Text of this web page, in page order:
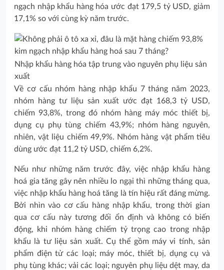
ngạch nhập khẩu hàng hóa ước đạt 179,5 tỷ USD, giảm
17,1% so với cùng kỳ năm trước.
Nhập khẩu hàng hóa tập trung vào nguyên phụ liệu sản
xuất
Về cơ cấu nhóm hàng nhập khẩu 7 tháng năm 2023,
nhóm hàng tư liệu sản xuất ước đạt 168,3 tỷ USD,
chiếm 93,8%, trong đó nhóm hàng máy móc thiết bị,
dụng cụ phụ tùng chiếm 43,9%; nhóm hàng nguyên,
nhiên, vật liệu chiếm 49,9%. Nhóm hàng vật phẩm tiêu
dùng ước đạt 11,2 tỷ USD, chiếm 6,2%.
Nếu như những năm trước đây, việc nhập khẩu hàng
hoá gia tăng gây nên nhiều lo ngại thì những tháng qua,
việc nhập khẩu hàng hoá tăng là tín hiệu rất đáng mừng.
Bởi nhìn vào cơ cấu hàng nhập khẩu, trong thời gian
qua cơ cấu này tương đối ổn định và không có biến
động, khi nhóm hàng chiếm tỷ trọng cao trong nhập
khẩu là tư liệu sản xuất. Cụ thể gồm máy vi tính, sản
phẩm điện tử các loại; máy móc, thiết bị, dụng cụ và
phụ tùng khác; vải các loại; nguyên phụ liệu dệt may, da